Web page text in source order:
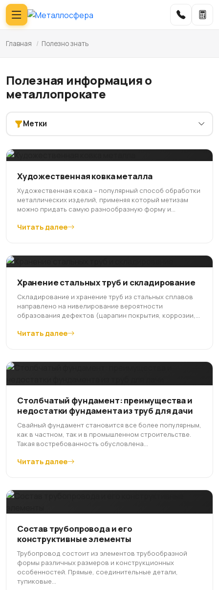
Главная / Полезно знать
Полезная информация о
металлопрокате
Метки
Художественная ковка металла
Художественная ковка – популярный способ обработки
металлических изделий, применяя который метизам
можно придать самую разнообразную форму и...
Читать далее
Хранение стальных труб и складирование
Cкладирование и хранение труб из стальных сплавов
направлено на нивелирование вероятности
образования дефектов (царапин покрытия, коррозии,...
Читать далее
Столбчатый фундамент: преимущества и
недостатки фундамента из труб для дачи
Свайный фундамент становится все более популярным,
как в частном, так и в промышленном строительстве.
Такая востребованность обусловлена...
Читать далее
Состав трубопровода и его
конструктивные элементы
Трубопровод состоит из элементов трубообразной
формы различных размеров и конструкционных
особенностей. Прямые, соединительные детали,
тупиковые...